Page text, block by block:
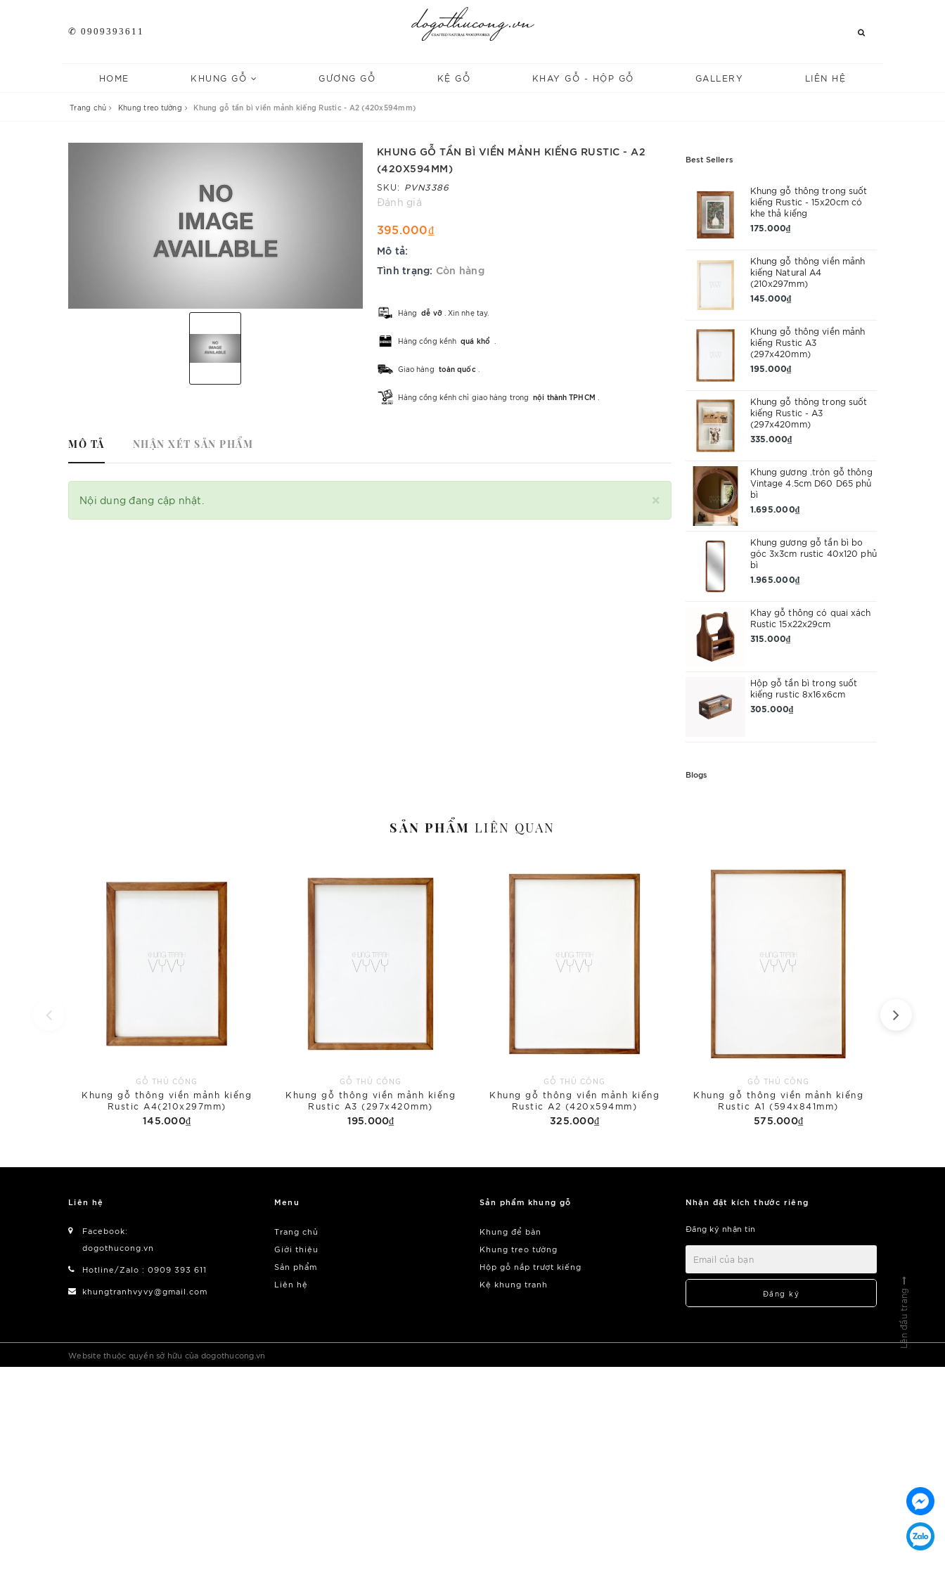
✆ 0909393611
HOME KHUNG GỖ GƯƠNG GỖ KỆ GỖ KHAY GỖ - HỘP GỖ GALLERY LIÊN HỆ
Trang chủ Khung treo tường Khung gỗ tần bì viền mảnh kiếng Rustic - A2 (420x594mm)
KHUNG GỖ TẦN BÌ VIỀN MẢNH KIẾNG RUSTIC - A2
(420X594MM)
SKU: PVN3386
Đánh giá
395.000₫
Mô tả:
Tình trạng: Còn hàng
Hàng dễ vỡ . Xin nhẹ tay.
Hàng cồng kềnh quá khổ
Giao hàng toàn quốc
Hàng cồng kềnh chỉ giao hàng trong nội thành TPHCM
MÔ TẢ NHẬN XÉT SẢN PHẨM
×
Nội dung đang cập nhật.
Best Sellers
Khung gỗ thông trong suốt
kiếng Rustic - 15x20cm có
khe thả kiếng
175.000₫
Khung gỗ thông viền mảnh
kiếng Natural A4
(210x297mm)
145.000₫
Khung gỗ thông viền mảnh
kiếng Rustic A3
(297x420mm)
195.000₫
Khung gỗ thông trong suốt
kiếng Rustic - A3
(297x420mm)
335.000₫
Khung gương .tròn gỗ thông
Vintage 4.5cm D60 D65 phủ
bì
1.695.000₫
Khung gương gỗ tần bì bo
góc 3x3cm rustic 40x120 phủ
bì
1.965.000₫
Khay gỗ thông có quai xách
Rustic 15x22x29cm
315.000₫
Hộp gỗ tần bì trong suốt
kiếng rustic 8x16x6cm
305.000₫
Blogs
SẢN PHẨM LIÊN QUAN
GỖ THỦ CÔNG
Khung gỗ thông viền mảnh kiếng
Rustic A4(210x297mm)
145.000₫
GỖ THỦ CÔNG
Khung gỗ thông viền mảnh kiếng
Rustic A3 (297x420mm)
195.000₫
GỖ THỦ CÔNG
Khung gỗ thông viền mảnh kiếng
Rustic A2 (420x594mm)
325.000₫
GỖ THỦ CÔNG
Khung gỗ thông viền mảnh kiếng
Rustic A1 (594x841mm)
575.000₫
Liên hệ
Facebook:
dogothucong.vn
Hotline/Zalo : 0909 393 611
khungtranhvyvy@gmail.com
Menu
Trang chủ
Giới thiệu
Sản phẩm
Liên hệ
Sản phẩm khung gỗ
Khung để bàn
Khung treo tường
Hộp gỗ nắp trượt kiếng
Kệ khung tranh
Nhận đặt kích thước riêng
Đăng ký nhận tin
Đăng ký
Website thuộc quyền sở hữu của dogothucong.vn
Lên đầu trang